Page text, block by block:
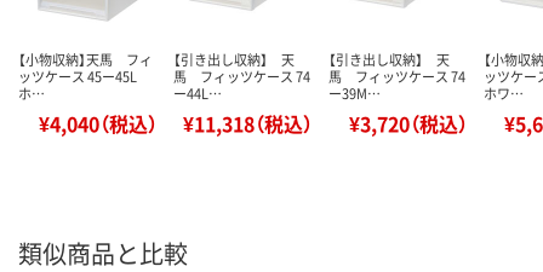
【小物収納】天馬 フィ
ッツケース 45ー45L
ホ…
¥4,040（税込）
【引き出し収納】 天
馬 フィッツケース 74
ー44L…
¥11,318（税込）
【引き出し収納】 天
馬 フィッツケース 74
ー39M…
¥3,720（税込）
【小物収
ッツケ
ホワ…
類似商品と比較